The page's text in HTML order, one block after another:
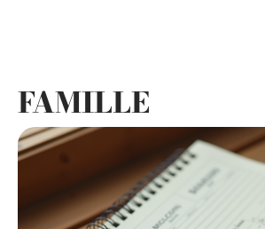
FAMILLE